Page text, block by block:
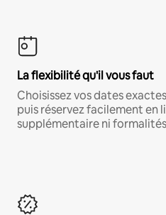
La flexibilité qu'il vous faut
Choisissez vos dates
puis réservez facilement en
supplémentaire ni